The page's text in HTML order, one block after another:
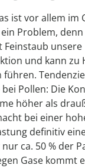
ist vor allem im
Problem,
unsere
und kann zu
führen.
bei Pollen: Die
höher als
bei einer
definitiv
ca. 50 % der
Gase kommt